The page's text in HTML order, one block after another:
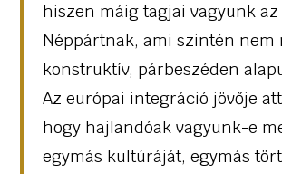
hiszen máig tagjai vagyunk az
Néppártnak, ami szintén nem
konstruktív, párbeszéden
Az európai integráció jövője
hogy hajlandóak vagyunk-e
egymás kultúráját, egymás